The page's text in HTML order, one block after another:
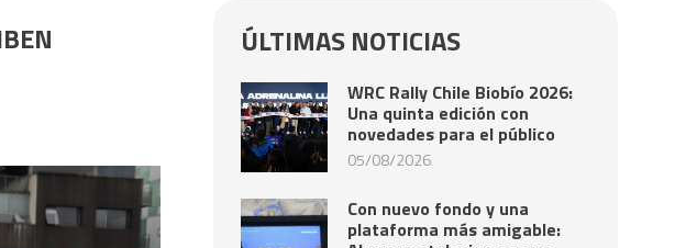
ÚLTIMAS NOTICIAS
WRC Rally Chile Biobío 2026:
Una quinta edición con
novedades para el público
05/08/2026
Con nuevo fondo y una
plataforma más amigable: